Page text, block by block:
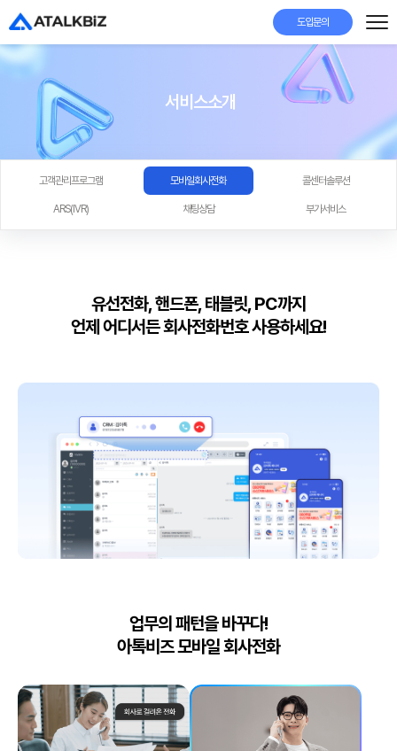
도입문의
서비스소개
고객관리프로그램 모바일회사전화 콜센터솔루션
ARS(IVR) 채팅상담 부가서비스
유선전화, 핸드폰, 태블릿, PC까지
언제 어디서든 회사전화번호 사용하세요!
업무의 패턴을 바꾸다!
아톡비즈 모바일 회사전화